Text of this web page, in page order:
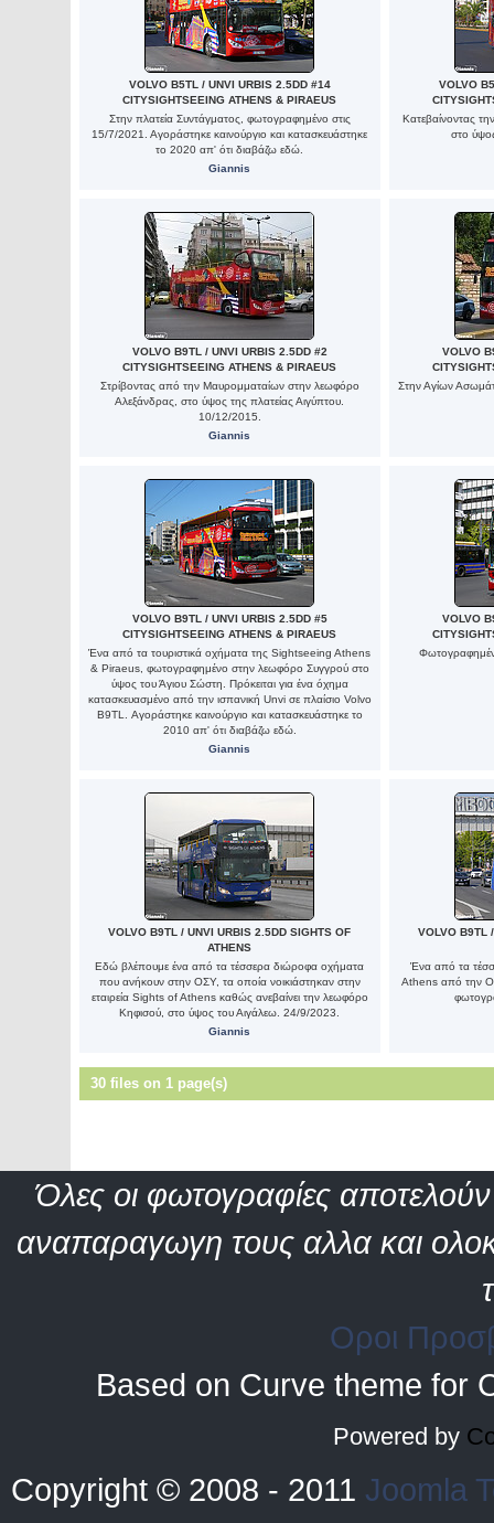
VOLVO B5TL / UNVI URBIS 2.5DD #14
CITYSIGHTSEEING ATHENS & PIRAEUS
Στην πλατεία Συντάγματος, φωτογραφημένο στις
15/7/2021. Αγοράστηκε καινούργιο και κατασκευάστηκε
το 2020 απ' ότι διαβάζω εδώ.
Giannis
VOLVO
Κατεβαίνοντας
στο
VOLVO B9TL / UNVI URBIS 2.5DD #2
CITYSIGHTSEEING ATHENS & PIRAEUS
Στρίβοντας από την Μαυρομματαίων στην λεωφόρο
Αλεξάνδρας, στο ύψος της πλατείας Αιγύπτου.
10/12/2015.
Giannis
VOLVO
Στην Αγίων
VOLVO B9TL / UNVI URBIS 2.5DD #5
CITYSIGHTSEEING ATHENS & PIRAEUS
Ένα από τα τουριστικά οχήματα της Sightseeing Athens
& Piraeus, φωτογραφημένο στην λεωφόρο Συγγρού στο
ύψος του Άγιου Σώστη. Πρόκειται για ένα όχημα
κατασκευασμένο από την ισπανική Unvi σε πλαίσιο Volvo
B9TL. Αγοράστηκε καινούργιο και κατασκευάστηκε το
2010 απ' ότι διαβάζω εδώ.
Giannis
VOLVO
VOLVO B9TL / UNVI URBIS 2.5DD SIGHTS OF
ATHENS
Εδώ βλέπουμε ένα από τα τέσσερα διώροφα οχήματα
που ανήκουν στην ΟΣΥ, τα οποία νοικιάστηκαν στην
εταιρεία Sights of Athens καθώς ανεβαίνει την λεωφόρο
Κηφισού, στο ύψος του Αιγάλεω. 24/9/2023.
Giannis
VOLVO B9TL
Ένα από τα
Athens από την
30 files on 1 page(s)
Όλες οι φωτογραφίες αποτελούν
αναπαραγωγη τους αλλα και
Οροι
Based on Curve theme for
Powered by
Copyright © 2008 - 2011 Joomla